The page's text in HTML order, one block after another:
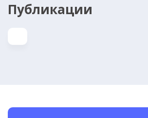
Публикации